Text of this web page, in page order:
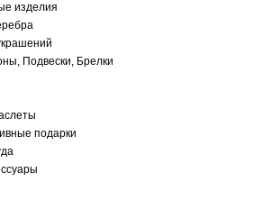
изделия
Подвески, Брелки
подарки